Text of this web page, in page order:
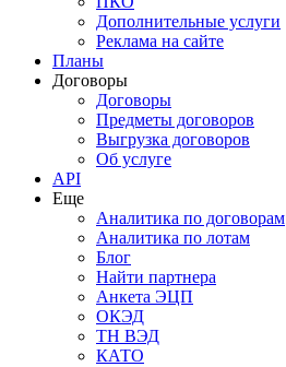
Дополнительные услуги
Реклама на сайте
Планы
Договоры
Договоры
Предметы договоров
Выгрузка договоров
Об услуге
API
Еще
Аналитика по договорам
Аналитика по лотам
Блог
Найти партнера
Анкета ЭЦП
ОКЭД
ТН ВЭД
КАТО